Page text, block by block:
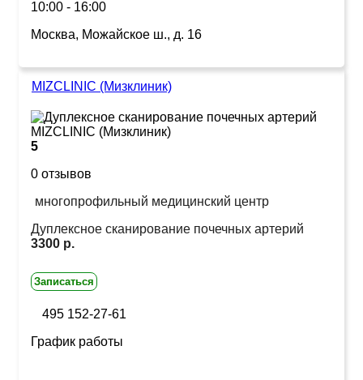
10:00 - 16:00
Москва, Можайское ш., д. 16
MIZCLINIC (Мизклиник)
5
0 отзывов
многопрофильный медицинский центр
Дуплексное сканирование почечных артерий
3300 р.
Записаться
495 152-27-61
График работы